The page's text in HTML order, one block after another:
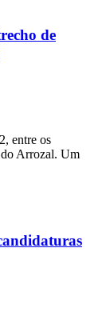
de
entre os
Arrozal. Um